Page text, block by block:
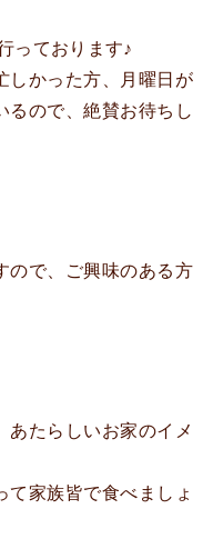
っております♪
しかった方、月曜日が
るので、絶賛お待ちし
ので、ご興味のある方
あたらしいお家のイメ
て家族皆で食べましょ